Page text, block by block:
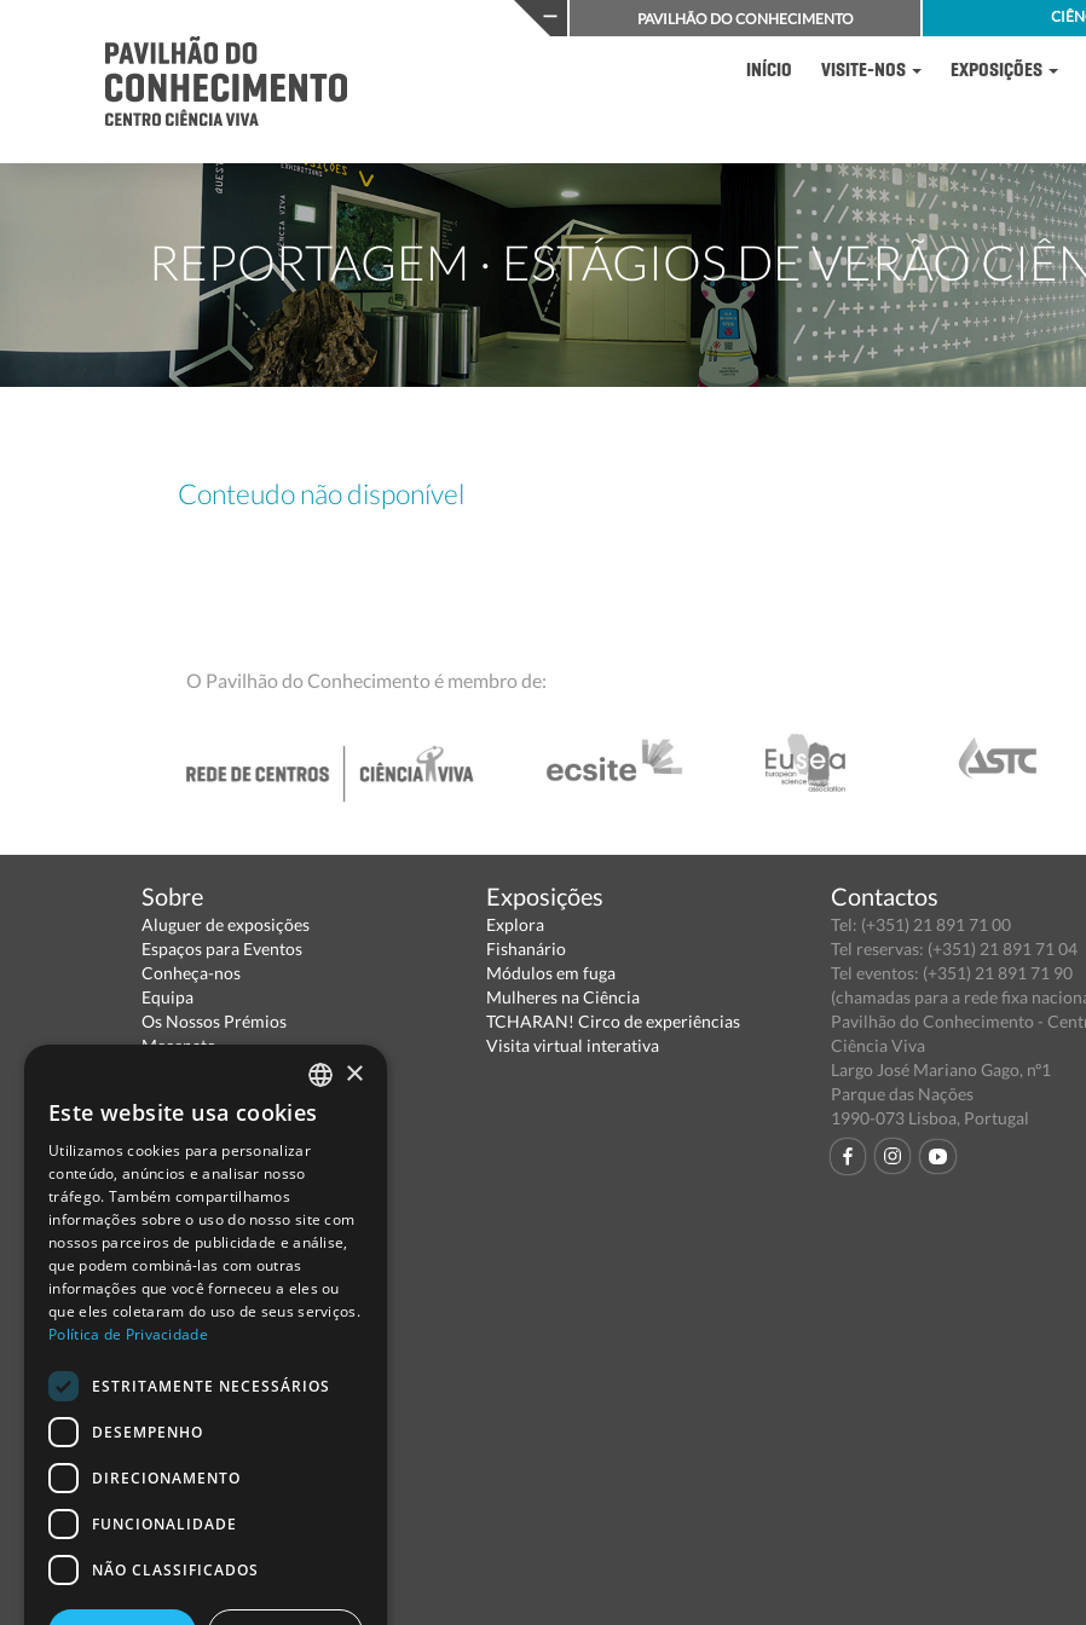
PAVILHÃO DO CONHECIMENTO
INÍCIO VISITE-NOS EXPOSIÇÕES
REPORTAGEM · ESTÁGIOS DE VERÃO
Conteudo não disponível
O Pavilhão do Conhecimento é membro de:
Sobre
Aluguer de exposições
Espaços para Eventos
Conheça-nos
Equipa
Os Nossos Prémios
Mecenato
Termos de Utilização
Escola Ciência Viva
Contactar
Relatório Anual RCN 2024
Relatório Intercalar RCN 2025
Exposições
Explora
Fishanário
Módulos em fuga
Mulheres na Ciência
TCHARAN! Circo de experiências
Visita virtual interativa
Contactos
Tel: (+351) 21 891 71 00
Tel reservas: (+351) 21 891 71 04
Tel eventos: (+351) 21 891 71 90
(chamadas para a rede fixa
Pavilhão do Conhecimento -
Ciência Viva
Largo José Mariano Gago, nº1
Parque das Nações
1990-073 Lisboa, Portugal
PORTUGUESE
ENGLISH
SPANISH
×
Este website usa cookies
Utilizamos cookies para personalizar
conteúdo, anúncios e analisar nosso
tráfego. Também compartilhamos
informações sobre o uso do nosso site com
nossos parceiros de publicidade e análise,
que podem combiná-las com outras
informações que você forneceu a eles ou
que eles coletaram do uso de seus serviços.
Política de Privacidade
ESTRITAMENTE NECESSÁRIOS
DESEMPENHO
DIRECIONAMENTO
FUNCIONALIDADE
NÃO CLASSIFICADOS